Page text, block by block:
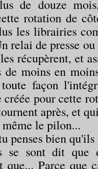
de douze
rotation de
les librairies
relai de presse
récupèrent, et
moins en
façon
créée pour cette
après, et
le pilon...
penses bien
sont dit que
que... Parce que